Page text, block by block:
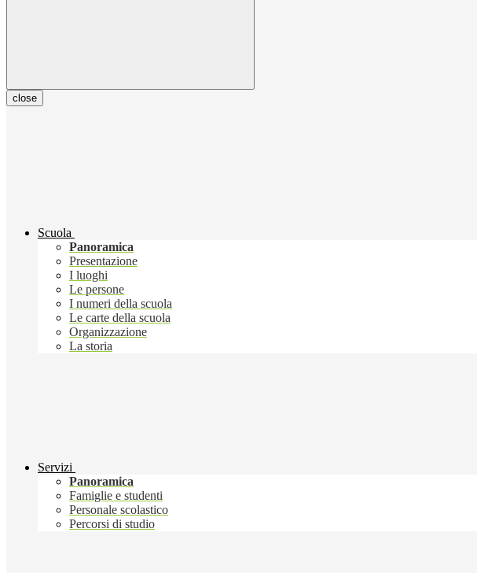
close
Scuola
Panoramica
Presentazione
I luoghi
Le persone
I numeri della scuola
Le carte della scuola
Organizzazione
La storia
Servizi
Panoramica
Famiglie e studenti
Personale scolastico
Percorsi di studio